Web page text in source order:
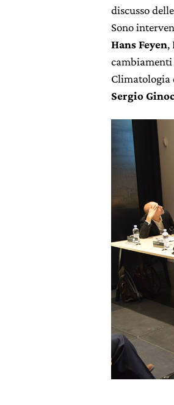
discusso
Sono
Hans Feyen,
Climatologia
Sergio